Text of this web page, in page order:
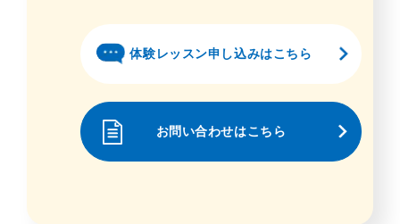
体験レッスン申し込みはこちら
お問い合わせはこちら